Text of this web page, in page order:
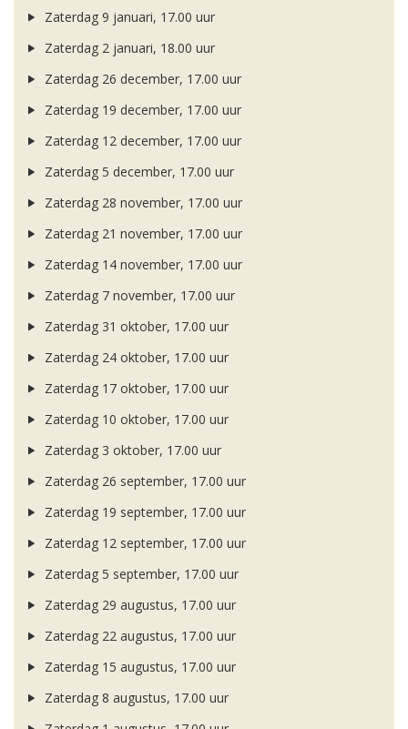
Zaterdag 9 januari, 17.00 uur
Zaterdag 2 januari, 18.00 uur
Zaterdag 26 december, 17.00 uur
Zaterdag 19 december, 17.00 uur
Zaterdag 12 december, 17.00 uur
Zaterdag 5 december, 17.00 uur
Zaterdag 28 november, 17.00 uur
Zaterdag 21 november, 17.00 uur
Zaterdag 14 november, 17.00 uur
Zaterdag 7 november, 17.00 uur
Zaterdag 31 oktober, 17.00 uur
Zaterdag 24 oktober, 17.00 uur
Zaterdag 17 oktober, 17.00 uur
Zaterdag 10 oktober, 17.00 uur
Zaterdag 3 oktober, 17.00 uur
Zaterdag 26 september, 17.00 uur
Zaterdag 19 september, 17.00 uur
Zaterdag 12 september, 17.00 uur
Zaterdag 5 september, 17.00 uur
Zaterdag 29 augustus, 17.00 uur
Zaterdag 22 augustus, 17.00 uur
Zaterdag 15 augustus, 17.00 uur
Zaterdag 8 augustus, 17.00 uur